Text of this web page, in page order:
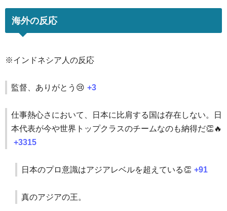
海外の反応
※インドネシア人の反応
監督、ありがとう😢 +3
仕事熱心さにおいて、日本に比肩する国は存在しない。日
本代表が今や世界トップクラスのチームなのも納得だ👏🔥
+3315
日本のプロ意識はアジアレベルを超えている👏 +91
真のアジアの王。